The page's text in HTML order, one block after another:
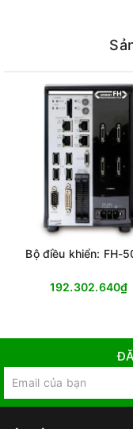
Bộ điều khiển: FH-
192.302.640₫